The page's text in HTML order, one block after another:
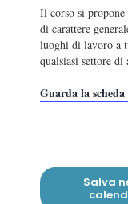
Il corso si
di carattere
luoghi di lavoro a
qualsiasi settore di
Guarda la scheda
Salva